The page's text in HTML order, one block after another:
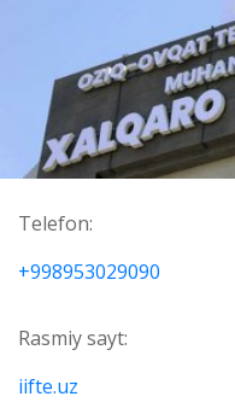
Telefon:
+998953029090
Rasmiy sayt:
iifte.uz